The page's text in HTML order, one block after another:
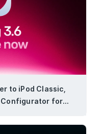
to iPod Classic,
Configurator for